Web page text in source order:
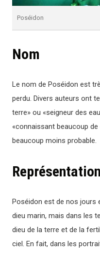
Poséidon
Nom
Le nom de Poséidon est
perdu. Divers auteurs ont
terre» ou «seigneur des
«connaissant beaucoup
beaucoup moins probable.
Poséidon est de nos jours
dieu marin, mais dans les
dieu de la terre et de la
ciel. En fait, dans les